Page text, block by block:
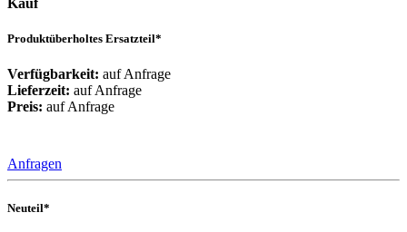
Produktüberholtes Ersatzteil*
Verfügbarkeit: auf Anfrage
Lieferzeit: auf Anfrage
Preis: auf Anfrage
Anfragen
Neuteil*